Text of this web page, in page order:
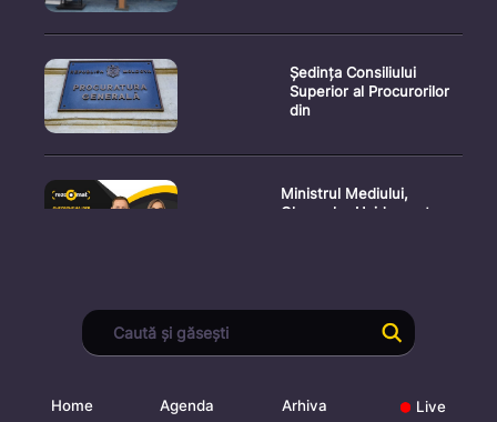
Ședința Consiliului
Superior al Procurorilor
din
Ministrul Mediului,
Gheorghe Hajder, este
Consultări publice privind
proiectul de lege pent
Home Agenda Arhiva Live